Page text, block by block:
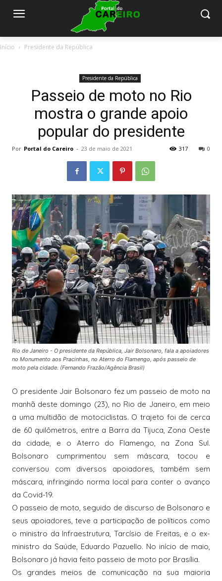
Início Presidente da República
Presidente da República
Passeio de moto no Rio
mostra o grande apoio
popular do presidente
Por Portal do Careiro - 23 de maio de 2021 0
317
Rio de Janeiro - O presidente da República, Jair Bolsonaro, fala a apoiadores
no Monumento aos Pracinhas, no Aterro do Flamengo, após passeio de
moto pela cidade. (Fernando Frazão/Agência Brasil)
O presidente Jair Bolsonaro fez um passeio de moto na
manhã deste domingo (23), no Rio de Janeiro, em meio
a uma multidão de motociclistas. O trajeto foi de cerca
de 60 quilômetros, entre a Barra da Tijuca, Zona Oeste
da cidade, e o Aterro do Flamengo, na Zona Sul.
Bolsonaro cumprimentou sem máscara, tocou e
conversou com diversos apoiadores, também sem
máscara, infringindo norma local para conter o avanço
da Covid-19.
O passeio de moto, seguido de discurso de Bolsonaro e
seus apoiadores, teve a participação de políticos como
o ministro da Infraestrutura, Tarcísio de Freitas, e o ex-
ministro da Saúde, Eduardo Pazuello. No início de maio,
Bolsonaro já havia feito passeio de moto por Brasília.
Os grandes meios de comunicação na sua maioria